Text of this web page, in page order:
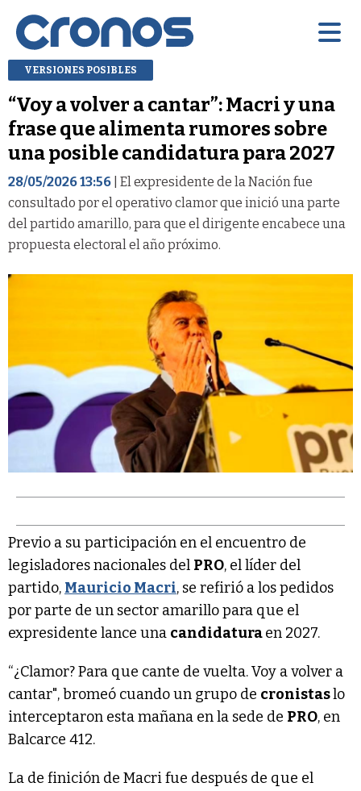
VERSIONES POSIBLES
“Voy a volver a cantar”: Macri y una
frase que alimenta rumores sobre
una posible candidatura para 2027
28/05/2026 13:56 | El expresidente de la Nación fue
consultado por el operativo clamor que inició una parte
del partido amarillo, para que el dirigente encabece una
propuesta electoral el año próximo.
Previo a su participación en el encuentro de
legisladores nacionales del PRO, el líder del
partido, Mauricio Macri, se refirió a los pedidos
por parte de un sector amarillo para que el
expresidente lance una candidaturaen 2027.
“¿Clamor? Para que cante de vuelta. Voy a volver a
cantar", bromeó cuando un grupo de cronistaslo
interceptaron esta mañana en la sede de PRO, en
Balcarce 412.
La de finición de Macri fue después de que el